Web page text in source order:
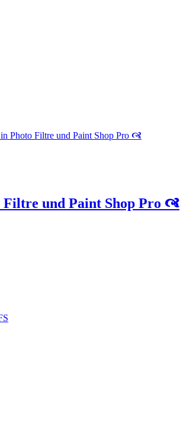
Photo Filtre und Paint Shop Pro 🙧
Filtre und Paint Shop Pro 🙧